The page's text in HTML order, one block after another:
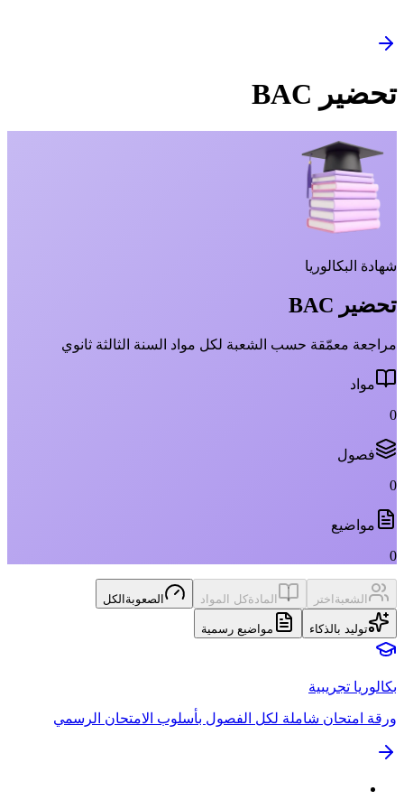
تحضير BAC
شهادة البكالوريا
تحضير BAC
مراجعة معمّقة حسب الشعبة لكل مواد السنة الثالثة ثانوي
مواد
0
فصول
0
مواضيع
0
الشعبةاختر المادةكل المواد الصعوبةالكل
توليد بالذكاء مواضيع رسمية
بكالوريا تجريبية
ورقة امتحان شاملة لكل الفصول بأسلوب الامتحان الرسمي